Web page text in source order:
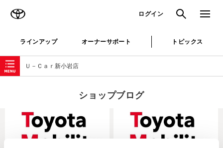
ログイン 検索 メニュ
ラインアップ オーナーサポート トピックス
Ｕ－Ｃａｒ新小岩店
ショップブログ